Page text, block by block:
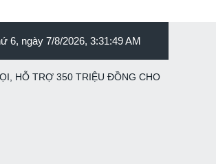
6, ngày 7/8/2026, 3:31:51 AM
HỖ TRỢ 350 TRIỆU ĐỒNG CHO